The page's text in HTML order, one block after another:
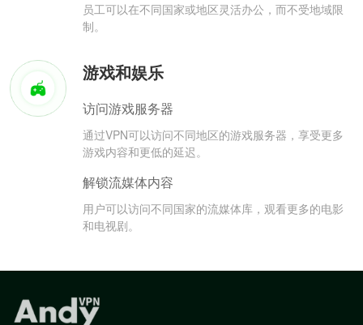
员工可以在不同国家或地区灵活办公，而不受地域限
制。
游戏和娱乐
访问游戏服务器
通过VPN可以访问不同地区的游戏服务器，享受更多
游戏内容和更低的延迟。
解锁流媒体内容
用户可以访问不同国家的流媒体库，观看更多的电影
和电视剧。